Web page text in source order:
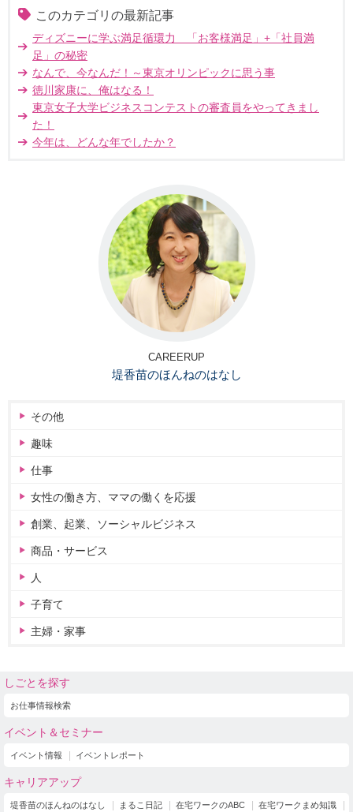
このカテゴリの最新記事
ディズニーに学ぶ満足循環力 「お客様満足」+「社員満
足」の秘密
なんで、今なんだ！～東京オリンピックに思う事
徳川家康に、俺はなる！
東京女子大学ビジネスコンテストの審査員をやってきまし
た！
今年は、どんな年でしたか？
CAREERUP
堤香苗のほんねのはなし
その他
趣味
仕事
女性の働き方、ママの働くを応援
創業、起業、ソーシャルビジネス
商品・サービス
人
子育て
主婦・家事
しごとを探す
お仕事情報検索
イベント＆セミナー
イベント情報 イベントレポート
キャリアアップ
堤香苗のほんねのはなし まるこ日記 在宅ワークのABC 在宅ワークまめ知識